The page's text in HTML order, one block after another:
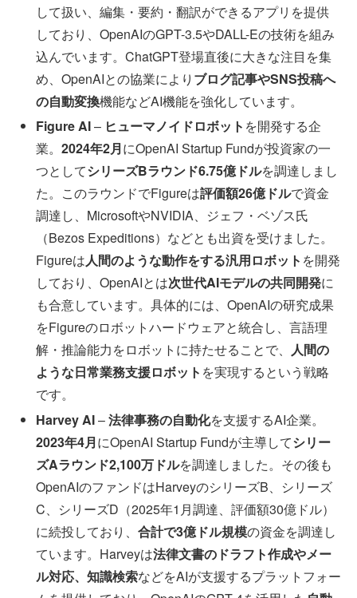
して扱い、編集・要約・翻訳ができるアプリを提供
しており、OpenAIのGPT-3.5やDALL-Eの技術を組み
込んでいます。ChatGPT登場直後に大きな注目を集
め、OpenAIとの協業により ブログ記事やSNS投稿へ
の自動変換機能などAI機能を強化しています。
Figure AI– ヒューマノイドロボット を開発する企
業。2024年2月にOpenAI Startup Fundが投資家の一
つとしてシリーズBラウンド6.75億ドルを調達しまし
た。このラウンドでFigureは評価額26億ドルで資金
調達し、MicrosoftやNVIDIA、ジェフ・ベゾス氏
（Bezos Expeditions）などとも出資を受けました。
Figureは人間のような動作をする汎用ロボット を開発
しており、OpenAIとは次世代AIモデルの共同開発に
も合意しています。具体的には、OpenAIの研究成果
をFigureのロボットハードウェアと統合し、言語理
解・推論能力をロボットに持たせることで、 人間の
ような日常業務支援ロボット を実現するという戦略
です。
Harvey AI–法律事務の自動化を支援するAI企業。
2023年4月にOpenAI Startup Fundが主導してシリー
ズAラウンド2,100万ドルを調達しました。その後も
OpenAIのファンドはHarveyのシリーズB、シリーズ
C、シリーズD（2025年1月調達、評価額30億ドル）
に続投しており、合計で3億ドル規模の資金を調達し
ています。Harveyは法律文書のドラフト作成やメー
ル対応、知識検索などをAIが支援するプラットフォー